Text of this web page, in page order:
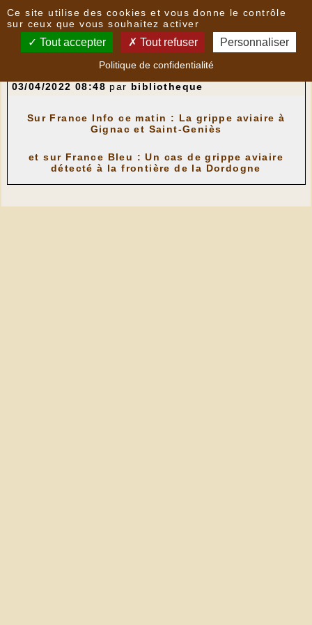
Nouvelles
Sur France Info ce matin : Un foyer de grippe
03/04/2022 08:48 par bibliotheque
Sur France Info ce matin : La grippe aviaire à
Gignac et Saint-Geniès
et sur France Bleu : Un cas de grippe aviaire
détecté à la frontière de la Dordogne
Ce site utilise des cookies et vous donne le contrôle
sur ceux que vous souhaitez activer
Tout accepter Tout refuser Personnaliser
Politique de confidentialité